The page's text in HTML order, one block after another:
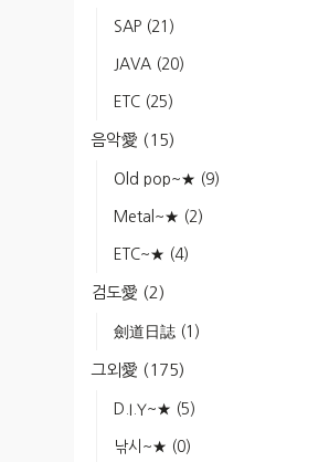
SAP (21)
JAVA (20)
ETC (25)
음악愛 (15)
Old pop~★ (9)
Metal~★ (2)
ETC~★ (4)
검도愛 (2)
劍道日誌 (1)
그외愛 (175)
D.I.Y~★ (5)
낚시~★ (0)